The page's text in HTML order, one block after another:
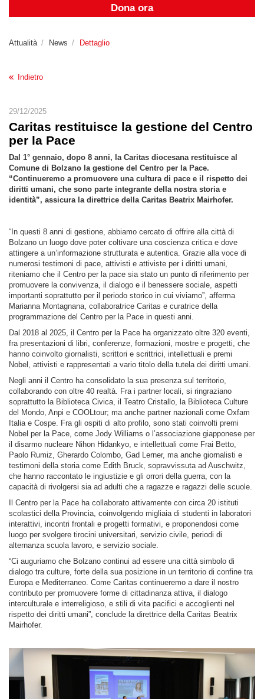
Dona ora
Attualità News Dettaglio
Indietro
29/12/2025
Caritas restituisce la gestione del Centro
per la Pace
Dal 1° gennaio, dopo 8 anni, la Caritas diocesana restituisce al
Comune di Bolzano la gestione del Centro per la Pace.
“Continueremo a promuovere una cultura di pace e il rispetto dei
diritti umani, che sono parte integrante della nostra storia e
identità”, assicura la direttrice della Caritas Beatrix Mairhofer.
“In questi 8 anni di gestione, abbiamo cercato di offrire alla città di
Bolzano un luogo dove poter coltivare una coscienza critica e dove
attingere a un’informazione strutturata e autentica. Grazie alla voce di
numerosi testimoni di pace, attivisti e attiviste per i diritti umani,
riteniamo che il Centro per la pace sia stato un punto di riferimento per
promuovere la convivenza, il dialogo e il benessere sociale, aspetti
importanti soprattutto per il periodo storico in cui viviamo”, afferma
Marianna Montagnana, collaboratrice Caritas e curatrice della
programmazione del Centro per la Pace in questi anni.
Dal 2018 al 2025, il Centro per la Pace ha organizzato oltre 320 eventi,
fra presentazioni di libri, conferenze, formazioni, mostre e progetti, che
hanno coinvolto giornalisti, scrittori e scrittrici, intellettuali e premi
Nobel, attivisti e rappresentati a vario titolo della tutela dei diritti umani.
Negli anni il Centro ha consolidato la sua presenza sul territorio,
collaborando con oltre 40 realtà. Fra i partner locali, si ringraziano
soprattutto la Biblioteca Civica, il Teatro Cristallo, la Biblioteca Culture
del Mondo, Anpi e COOLtour; ma anche partner nazionali come Oxfam
Italia e Cospe. Fra gli ospiti di alto profilo, sono stati coinvolti premi
Nobel per la Pace, come Jody Williams o l’associazione giapponese per
il disarmo nucleare Nihon Hidankyo, e intellettuali come Frai Betto,
Paolo Rumiz, Gherardo Colombo, Gad Lerner, ma anche giornalisti e
testimoni della storia come Edith Bruck, sopravvissuta ad Auschwitz,
che hanno raccontato le ingiustizie e gli orrori della guerra, con la
capacità di rivolgersi sia ad adulti che a ragazze e ragazzi delle scuole.
Il Centro per la Pace ha collaborato attivamente con circa 20 istituti
scolastici della Provincia, coinvolgendo migliaia di studenti in laboratori
interattivi, incontri frontali e progetti formativi, e proponendosi come
luogo per svolgere tirocini universitari, servizio civile, periodi di
alternanza scuola lavoro, e servizio sociale.
“Ci auguriamo che Bolzano continui ad essere una città simbolo di
dialogo tra culture, forte della sua posizione in un territorio di confine tra
Europa e Mediterraneo. Come Caritas continueremo a dare il nostro
contributo per promuovere forme di cittadinanza attiva, il dialogo
interculturale e interreligioso, e stili di vita pacifici e accoglienti nel
rispetto dei diritti umani”, conclude la direttrice della Caritas Beatrix
Mairhofer.